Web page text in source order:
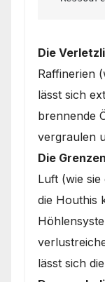
Die
Raffinerien
lässt sich
brennende
vergraulen
Die
Luft (wie
die Houthis
lässt sich